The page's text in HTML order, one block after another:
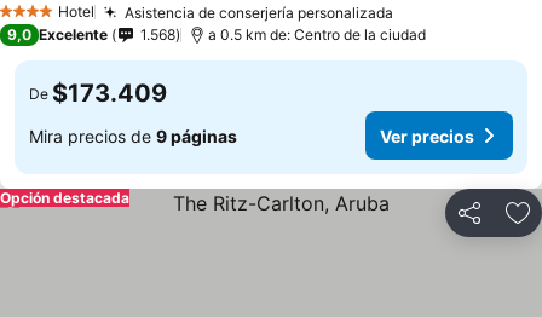
4 EstrellasHotel Asistencia de conserjería personalizada
9,0 Excelente 1.568 a 0.5 km de: Centro de la ciudad
De $173.409
Mira precios de 9 páginas Ver precios
Compartir
Opción destacada